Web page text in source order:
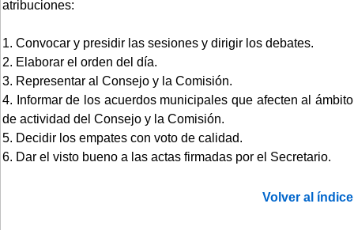
atribuciones:
1. Convocar y presidir las sesiones y dirigir los debates.
2. Elaborar el orden del día.
3. Representar al Consejo y la Comisión.
4. Informar de los acuerdos municipales que afecten al ámbito
de actividad del Consejo y la Comisión.
5. Decidir los empates con voto de calidad.
6. Dar el visto bueno a las actas firmadas por el Secretario.
Volver al índice